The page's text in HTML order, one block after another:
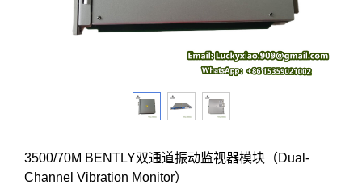
3500/70M BENTLY双通道振动监视器模块（Dual-
Channel Vibration Monitor）